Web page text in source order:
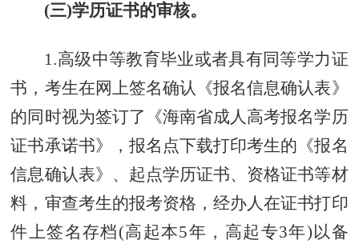
(三)学历证书的审核。
1.高级中等教育毕业或者具有同等学力证
书，考生在网上签名确认《报名信息确认表》
的同时视为签订了《海南省成人高考报名学历
证书承诺书》，报名点下载打印考生的《报名
信息确认表》、起点学历证书、资格证书等材
料，审查考生的报考资格，经办人在证书打印
件上签名存档(高起本5年，高起专3年)以备